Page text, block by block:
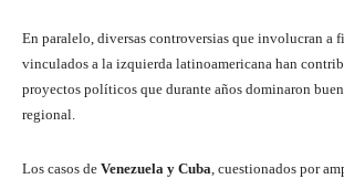
En paralelo, diversas controversias que involucran a
vinculados a la izquierda latinoamericana han
proyectos políticos que durante años dominaron
regional.
Los casos de Venezuela y Cuba, cuestionados por